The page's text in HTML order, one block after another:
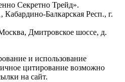
Секретно Трейд».
Балкарская Респ., г.
Дмитровское шоссе, д.
и использование
цитирование возможно
на сайт.